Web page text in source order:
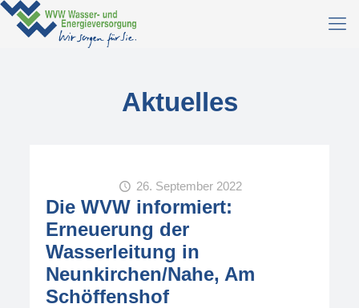
Aktuelles
26. September 2022
Die WVW informiert:
Erneuerung der
Wasserleitung in
Neunkirchen/Nahe, Am
Schöffenshof